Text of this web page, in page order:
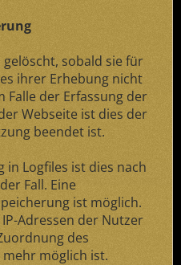
sobald sie für
ihrer Erhebung nicht
der Erfassung der
Webseite ist dies der
beendet ist.
in Logfiles ist dies nach
Fall. Eine
ist möglich.
Adressen der Nutzer
des
möglich ist.